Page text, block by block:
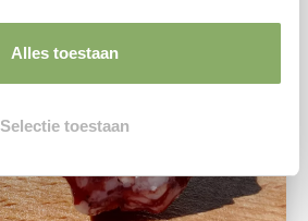
Alles toestaan
Selectie toestaan